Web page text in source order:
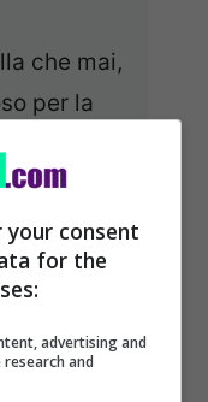
che mai,
per la
un
19/11/2023
consent
for the
advertising and
and